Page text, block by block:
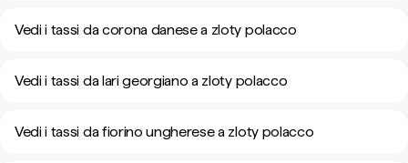
Vedi i tassi da corona danese a zloty polacco
Vedi i tassi da lari georgiano a zloty polacco
Vedi i tassi da fiorino ungherese a zloty polacco